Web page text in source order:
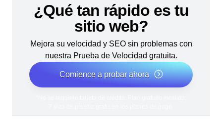
¿Qué tan rápido es tu
sitio web?
Mejora su velocidad y SEO sin problemas con
nuestra Prueba de Velocidad gratuita.
Comience a probar ahora